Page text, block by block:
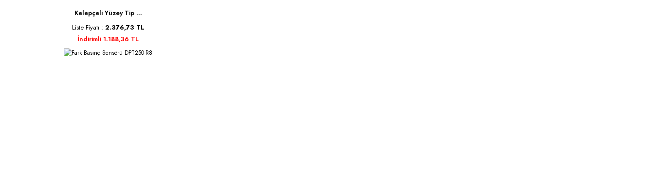
Kelepçeli Yüzey Tip ...
Liste Fiyatı : 2.376,73 TL
İndirimli 1.188,36 TL